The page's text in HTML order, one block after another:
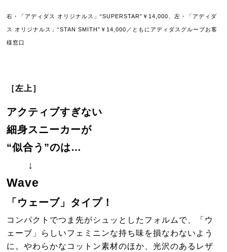
右・「アディダス オリジナルス」“SUPERSTAR”￥14,000、左・「アディダ
ス オリジナルス」“STAN SMITH”￥14,000／ともにアディダスグループお客
様窓口
［左上］
アクティブすぎない
細身スニーカーが
“似合う”のは…
↓
Wave
「ウェーブ」タイプ！
コンパクトでつま先がシュッとしたフォルムで、「ウ
ェーブ」らしいフェミニンな持ち味を損なわないよう
に。やわらかなコットン素材のほか、光沢のあるレザ